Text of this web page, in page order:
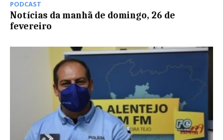
PODCAST
Notícias da manhã de domingo, 26 de
fevereiro